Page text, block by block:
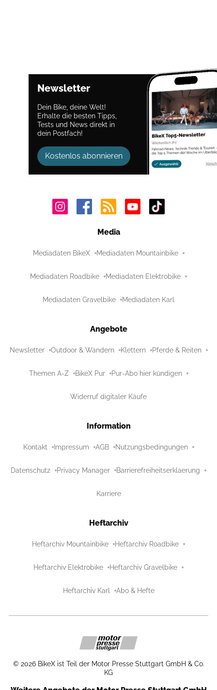
Newsletter
Dein Bike, deine Welt!
Erhalte die besten Tipps,
Tests und News direkt in
dein Postfach!
Kostenlos abonnieren
Media
Mediadaten BikeX Mediadaten Mountainbike
Mediadaten Roadbike Mediadaten Elektrobike
Mediadaten Gravelbike Mediadaten Karl
Angebote
Newsletter Outdoor & Wandern Klettern Pferde & Reiten
Themen A-Z BikeX Pur Pur-Abo hier kündigen
Widerruf digitaler Käufe
Information
Kontakt Impressum AGB Nutzungsbedingungen
Datenschutz Privacy Manager Barrierefreiheitserklaerung
Karriere
Heftarchiv
Heftarchiv Mountainbike Heftarchiv Roadbike
Heftarchiv Elektrobike Heftarchiv Gravelbike
Heftarchiv Karl Abo & Hefte
© 2026 BikeX ist Teil der Motor Presse Stuttgart GmbH & Co.
KG